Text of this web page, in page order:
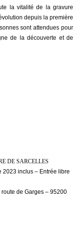
la vitalité de la gravure
depuis la première
sont attendues pour
de la découverte et de
DE SARCELLES
2023 inclus – Entrée libre
de Garges – 95200